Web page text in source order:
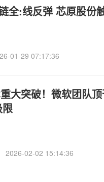
全:线反弹 芯原股份
01-29 07:17:36
大突破！微软团队
2026-02-02 15:14:36